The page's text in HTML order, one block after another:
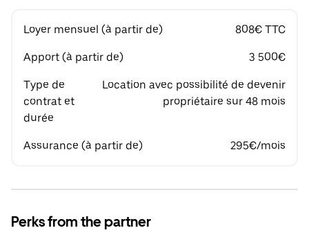
Loyer mensuel (à partir de) 808€ TTC
Apport (à partir de) 3 500€
Type de
contrat et
durée
Location avec possibilité de devenir
propriétaire sur 48 mois
Assurance (à partir de) 295€/mois
Perks from the partner